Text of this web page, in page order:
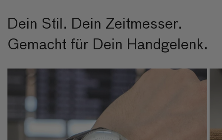
Dein Stil. Dein Zeitmesser.
Gemacht für Dein Handgelenk.